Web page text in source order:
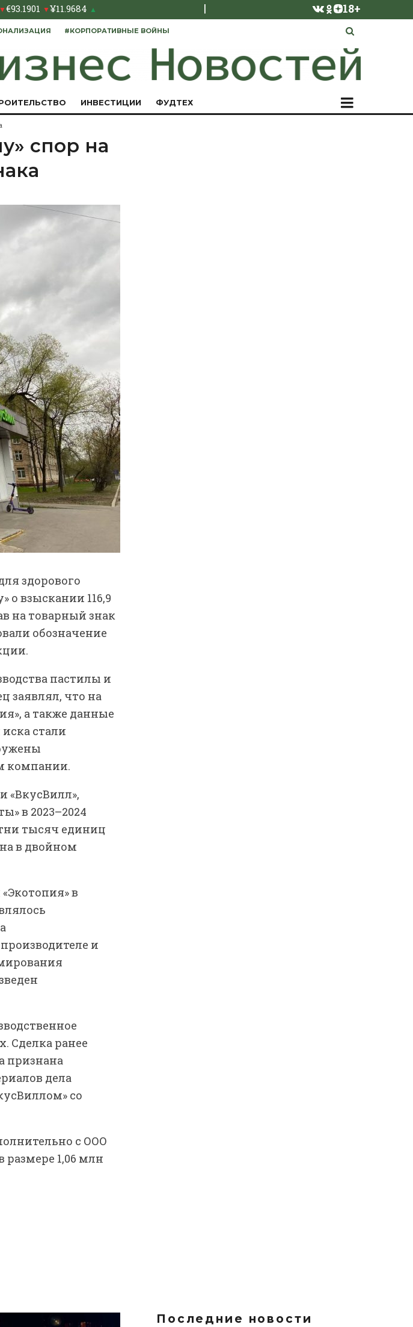
▼€93.1901 ▼¥11.9684 ▲ | 18+
#КОРПОРАТИВНЫЕ ВОЙНЫ
ИНВЕСТИЦИИ ФУДТЕХ
спор на
здорового
о взыскании 116,9
на товарный знак
обозначение
пастилы и
заявлял, что на
а также данные
стали
компании.
«ВкусВилл»,
в 2023–2024
тысяч единиц
в двойном
в
и
Сделка ранее
признана
дела
со
с ООО
1,06 млн
Последние новости